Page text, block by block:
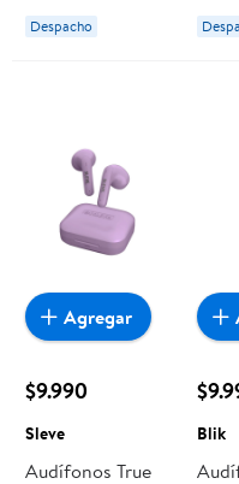
Despacho
$9.990
Sleve
Audífonos True
Agregar
Blik